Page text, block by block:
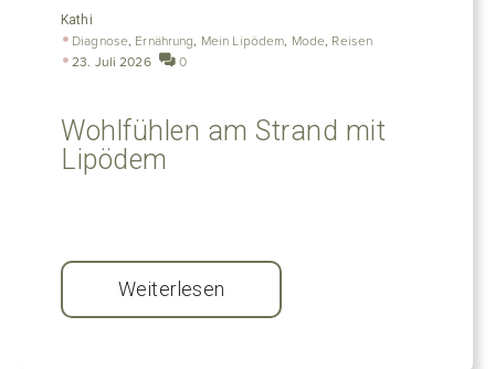
Kathi
Diagnose, Ernährung, Mein Lipödem, Mode, Reisen
23. Juli 2026
0
Wohlfühlen am Strand mit
Lipödem
Weiterlesen